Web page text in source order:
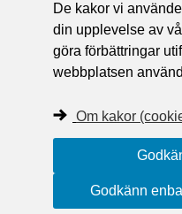
Håll dig uppdaterad
Följ Region
Region Västernorrland
De kakor vi
din upplevelse av
göra förbättringar
webbplatsen
Om kakor
Godkänn